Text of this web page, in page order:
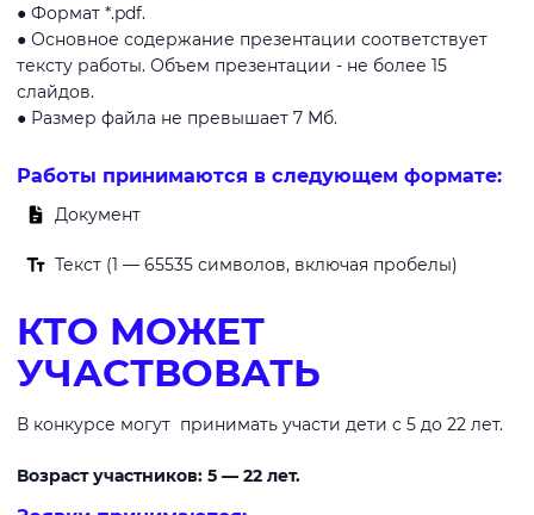
● Формат *.pdf.
● Основное содержание презентации соответствует
тексту работы. Объем презентации - не более 15
слайдов.
● Размер файла не превышает 7 Мб.
Работы принимаются в следующем формате:
Документ
Текст (1 — 65535 символов, включая пробелы)
КТО МОЖЕТ
УЧАСТВОВАТЬ
В конкурсе могут принимать участи дети с 5 до 22 лет.
Возраст участников: 5 — 22 лет.